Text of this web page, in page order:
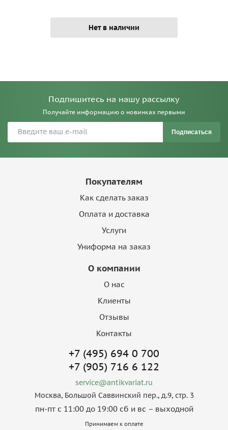
Нет в наличии
Подпишитесь на нашу рассылку
Получайте информацию о новинках первыми
Подписаться
Покупателям
Как сделать заказ
Оплата и доставка
Услуги
Униформа на заказ
О компании
О нас
Клиенты
Отзывы
Контакты
+7 (495) 694 0 700
+7 (905) 716 6 122
service@antikvariat.ru
Москва, Большой Саввинский пер., д.9, стр. 3
пн-пт с 11:00 до 19:00 сб и вс – выходной
Принимаем к оплате